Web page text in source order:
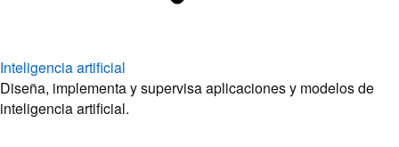
Inteligencia artificial
Diseña, implementa y supervisa aplicaciones y modelos de
inteligencia artificial.